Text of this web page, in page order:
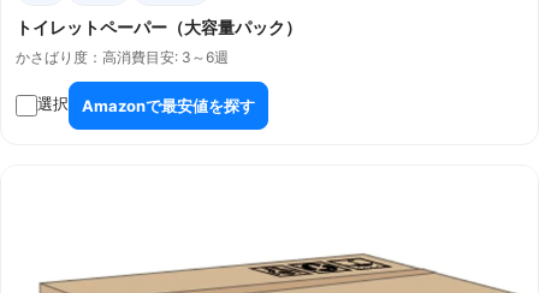
トイレットペーパー（大容量パック）
かさばり度：高消費目安: 3～6週
選択 Amazonで最安値を探す